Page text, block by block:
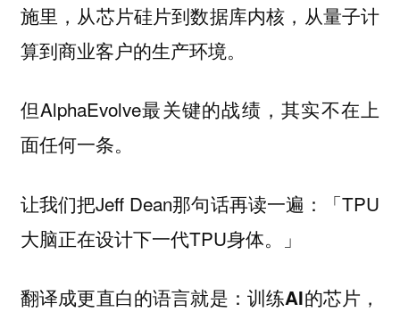
施里，从芯片硅片到数据库内核，从量子计
算到商业客户的生产环境。
但AlphaEvolve最关键的战绩，其实不在上
面任何一条。
让我们把Jeff Dean那句话再读一遍：「TPU
大脑正在设计下一代TPU身体。」
翻译成更直白的语言就是：训练AI的芯片，